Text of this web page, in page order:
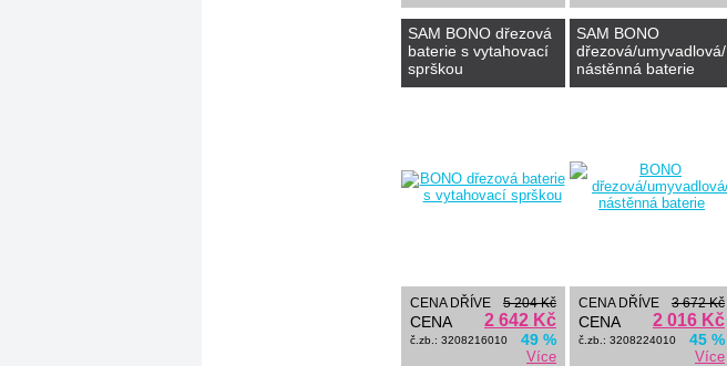
SAM BONO dřezová
baterie s vytahovací
sprškou
CENA DŘÍVE 5 204 Kč
CENA 2 642 Kč
č.zb.: 3208216010 49 %
Více
SAM BONO
dřezová/umyvadlová/
nástěnná baterie
CENA DŘÍVE 3 672 Kč
CENA 2 016 Kč
č.zb.: 3208224010 45 %
Více